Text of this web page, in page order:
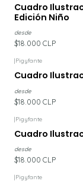
Cuadro
Edición Niño
desde
$18.000 CLP
|Pigyfante
Cuadro
desde
$18.000 CLP
|Pigyfante
Cuadro
desde
$18.000 CLP
|Pigyfante